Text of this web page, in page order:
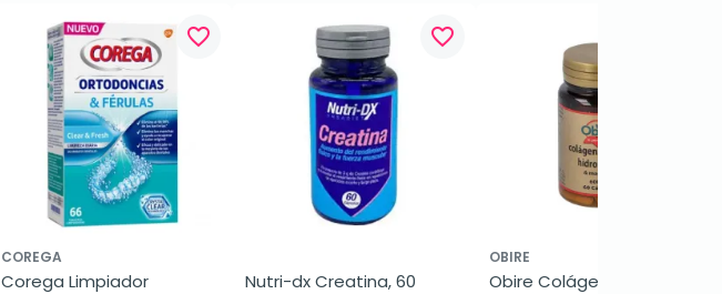
favorite_border
COREGA
Corega Limpiador
favorite_border
Nutri-dx Creatina, 60
OBIRE
Obire Colágeno Marino